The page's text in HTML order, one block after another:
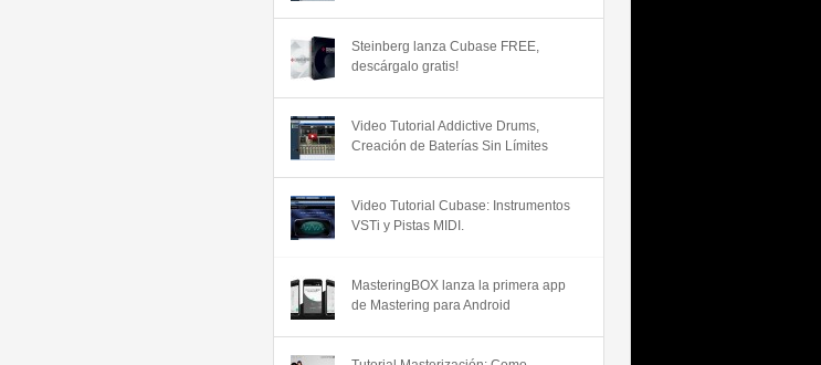
Steinberg lanza Cubase FREE,
descárgalo gratis!
Video Tutorial Addictive Drums,
Creación de Baterías Sin Límites
Video Tutorial Cubase: Instrumentos
VSTi y Pistas MIDI.
MasteringBOX lanza la primera app
de Mastering para Android